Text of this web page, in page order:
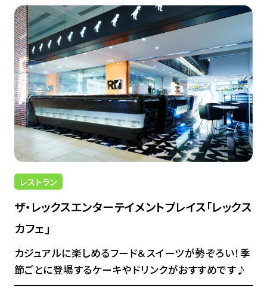
レストラン
ザ・レックスエンターテイメントプレイス「レックス
カフェ」
カジュアルに楽しめるフード＆スイーツが勢ぞろい！季
節ごとに登場するケーキやドリンクがおすすめです♪